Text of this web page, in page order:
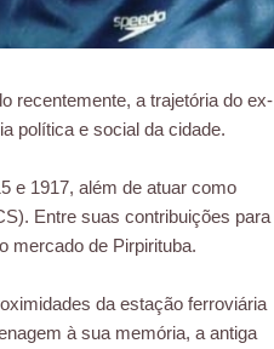
recentemente, a trajetória do ex-
política e social da cidade.
e 1917, além de atuar como
Entre suas contribuições para
mercado de Pirpirituba.
da estação ferroviária
à sua memória, a antiga